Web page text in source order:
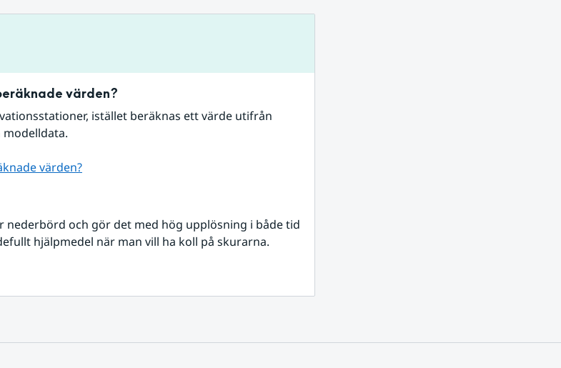
värden?
istället beräknas ett värde utifrån
värden?
nederbörd och gör det med hög upplösning i både tid
hjälpmedel när man vill ha koll på skurarna.